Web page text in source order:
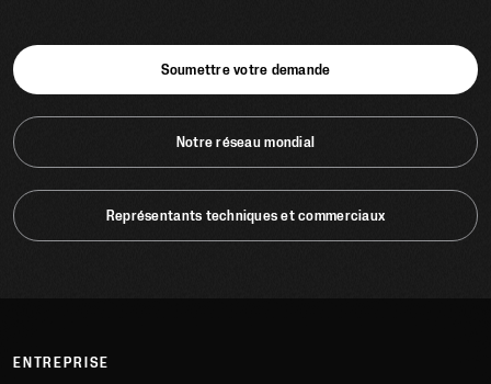
Soumettre votre demande
Notre réseau mondial
Représentants techniques et commerciaux
ENTREPRISE